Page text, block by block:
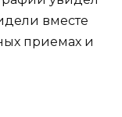
вместе
приемах и